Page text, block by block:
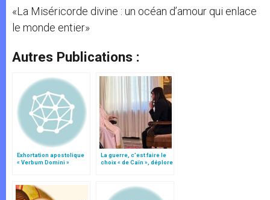
«La Miséricorde divine : un océan d’amour qui enlace
le monde entier»
Autres Publications :
Exhortation apostolique
« Verbum Domini »
La guerre, c’est faire le
choix « de Caïn », déplore